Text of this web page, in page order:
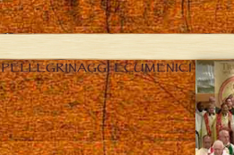
PELLEGRINAGGI ECUMENICI